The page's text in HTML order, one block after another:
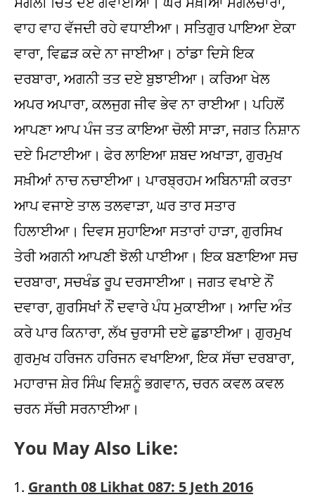
You May Also Like:
Granth 08 Likhat 087: 5 Jeth 2016